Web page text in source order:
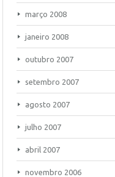
março 2008
janeiro 2008
outubro 2007
setembro 2007
agosto 2007
julho 2007
abril 2007
novembro 2006